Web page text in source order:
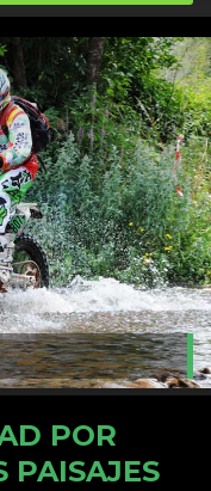
POR
PAISAJES